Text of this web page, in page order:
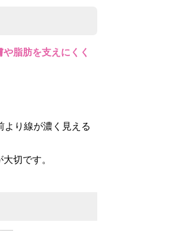
や脂肪を支えにくく
より線が濃く見える
切です。